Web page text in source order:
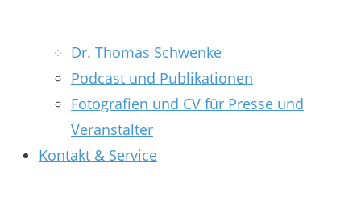
Dr. Thomas Schwenke
Podcast und Publikationen
Fotografien und CV für Presse und
Veranstalter
Kontakt & Service